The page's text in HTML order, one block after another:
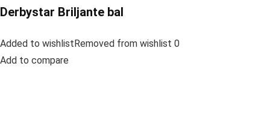
Derbystar Briljante bal
Added to wishlistRemoved from wishlist 0
Add to compare